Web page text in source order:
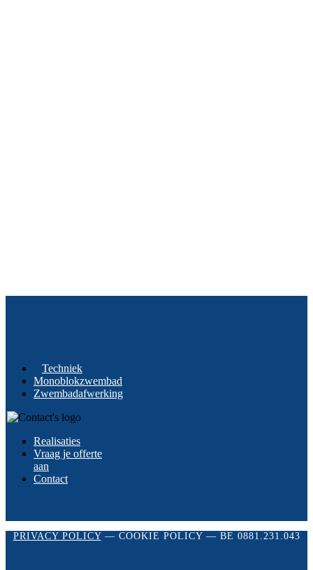
Techniek
Monoblokzwembad
Zwembadafwerking
Realisaties
Vraag je offerte
aan
Contact
PRIVACY POLICY— COOKIE POLICY— BE 0881.231.043